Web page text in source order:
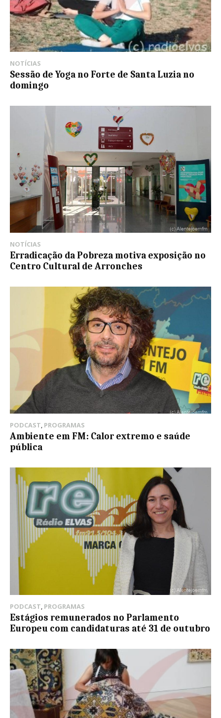
NOTÍCIAS
Sessão de Yoga no Forte de Santa Luzia no
domingo
NOTÍCIAS
Erradicação da Pobreza motiva exposição no
Centro Cultural de Arronches
PODCAST, PROGRAMAS
Ambiente em FM: Calor extremo e saúde
pública
PODCAST PROGRAMAS
Estágios remunerados no Parlamento
Europeu com candidaturas até 31 de outubro